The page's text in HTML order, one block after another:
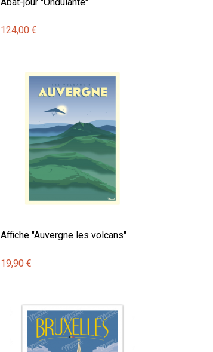
124,00 €
Affiche "Auvergne les volcans"
19,90 €